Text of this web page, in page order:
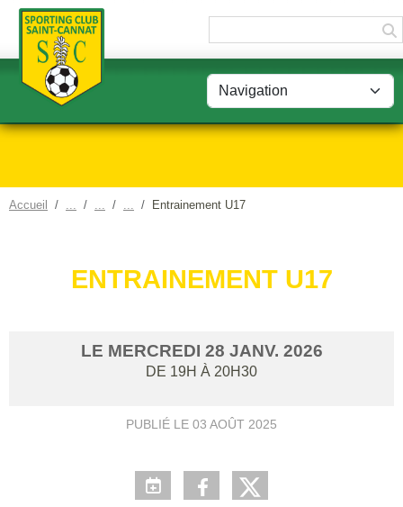
Accueil Entrainement U17
ENTRAINEMENT U17
LE MERCREDI 28 JANV. 2026
DE 19H À 20H30
PUBLIÉ LE 03 AOÛT 2025
Panneau de gestion des cookies